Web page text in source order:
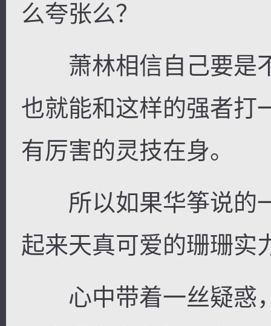
么夸张么？
萧林相信自己要是
也就能和这样的强者打
有厉害的灵技在身。
所以如果华筝说的
起来天真可爱的珊珊实
心中带着一丝疑惑